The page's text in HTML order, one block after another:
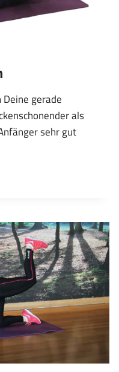
gerade
als
sehr gut